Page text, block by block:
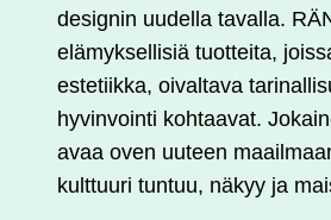
designin uudella tavalla.
elämyksellisiä tuotteita,
estetiikka, oivaltava
hyvinvointi kohtaavat.
avaa oven uuteen
kulttuuri tuntuu, näkyy ja